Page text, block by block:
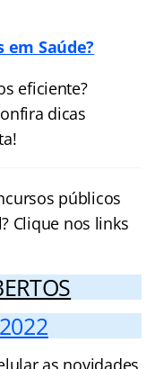
em Saúde?
eficiente?
dicas
públicos
Clique nos links
as novidades